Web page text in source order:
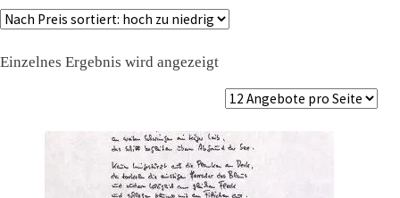
Einzelnes Ergebnis wird angezeigt